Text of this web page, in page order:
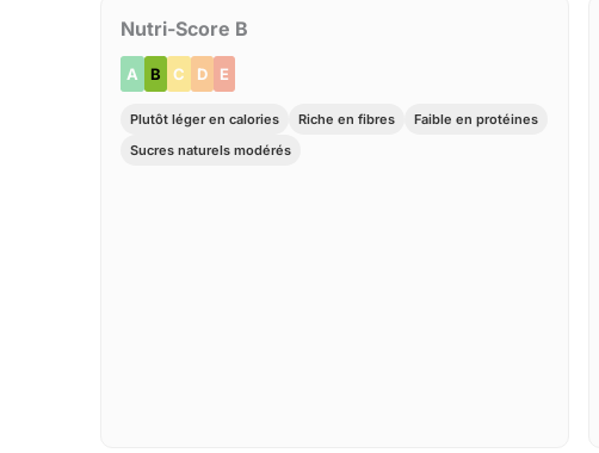
Nutri-Score B
A B C D E
Plutôt léger en calories Riche en fibres
Faible en protéines
Sucres naturels modérés